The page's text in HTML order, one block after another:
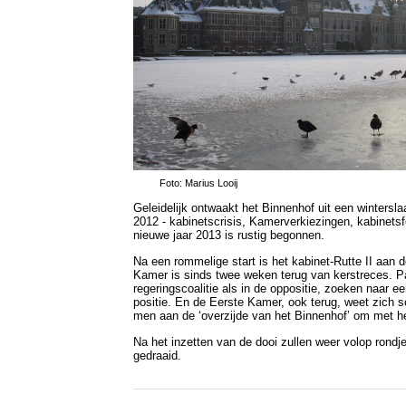
Foto: Marius Looij
Geleidelijk ontwaakt het Binnenhof uit een
2012 - kabinetscrisis, Kamerverkiezingen,
nieuwe jaar 2013 is rustig begonnen.
Na een rommelige start is het kabinet-Rutte II aan
Kamer is sinds twee weken terug van kerstreces.
regeringscoalitie als in de oppositie, zoeken naar
positie. En de Eerste Kamer, ook terug, weet zich
men aan de ‘overzijde van het Binnenhof’ om met
Na het inzetten van de dooi zullen weer volop
gedraaid.